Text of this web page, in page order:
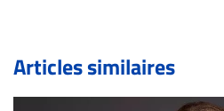
de validation, un droit de réponse.
Bien à vous,
Articles similaires